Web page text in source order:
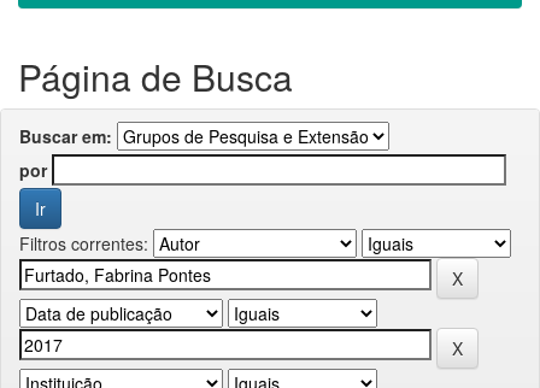
Página de Busca
Buscar em:
por
Filtros correntes: